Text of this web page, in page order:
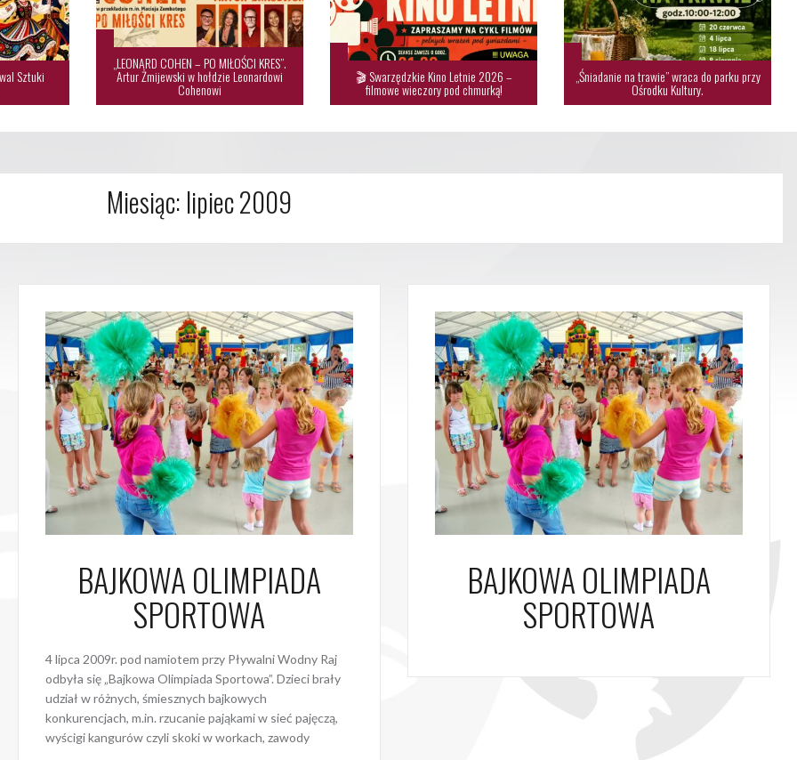
Sztuki
„LEONARD COHEN – PO MIŁOŚCI KRES”.
Artur Żmijewski w hołdzie Leonardowi
Cohenowi
🎬 Swarzędzkie Kino Letnie 2026 –
filmowe wieczory pod chmurką!
„Śniadanie na trawie” wraca do parku przy
Ośrodku Kultury.
Miesiąc: lipiec 2009
BAJKOWA OLIMPIADA
SPORTOWA
4 lipca 2009r. pod namiotem przy Pływalni Wodny Raj
odbyła się „Bajkowa Olimpiada Sportowa”. Dzieci brały
udział w różnych, śmiesznych bajkowych
konkurencjach, m.in. rzucanie pająkami w sieć pajęczą,
wyścigi kangurów czyli skoki w workach, zawody
BAJKOWA OLIMPIADA
SPORTOWA